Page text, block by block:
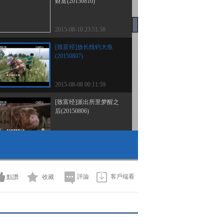
2015-08-10 23:51:58
[致富经]放长线钓大鱼
(20150807)
2015-08-08 00:11:59
[致富经]派出所里梦醒之
后(20150806)
2015-08-05 23:17:57
[致富经]扭转命运的蓝莓
點讚 收藏 評論 客戶端看